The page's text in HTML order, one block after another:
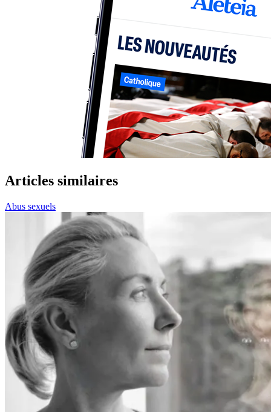
Articles similaires
Abus sexuels